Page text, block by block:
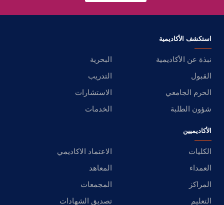
استكشف الأكاديمية
نبذة عن الأكاديمية
البحرية
القبول
التدريب
الحرم الجامعي
الاستشارات
شؤون الطلبة
الخدمات
الأكاديميين
الكليات
الاعتماد الاكاديمي
العمداء
المعاهد
المراكز
المجمعات
التعليم
تصديق الشهادات